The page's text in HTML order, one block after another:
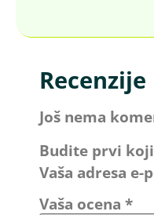
Recenzije
Još nema
Budite prvi koji
Vaša adresa
Vaša ocena *